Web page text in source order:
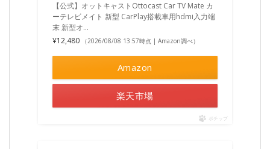
【公式】オットキャストOttocast Car TV Mate カ
ーテレビメイト 新型 CarPlay搭載車用hdmi入力端
末 新型オ…
¥12,480
（2026/08/08 13:57時点 | Amazon調べ）
Amazon
楽天市場
ポチップ